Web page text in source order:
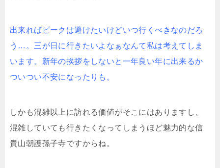
出来ればピークは避けたいけどいつ行くべきなのだろ
う…。三が日に行きたいよなぁなんて私は考えてしま
います。新年の挨拶をしないと一年良い年に出来るか
ついつい不安になったりも。
しかも混雑以上に訪れる価値がそこにはありますし、
混雑していても行きたくなってしまうほど魅力的な信
貴山朝護孫子寺ですからね。